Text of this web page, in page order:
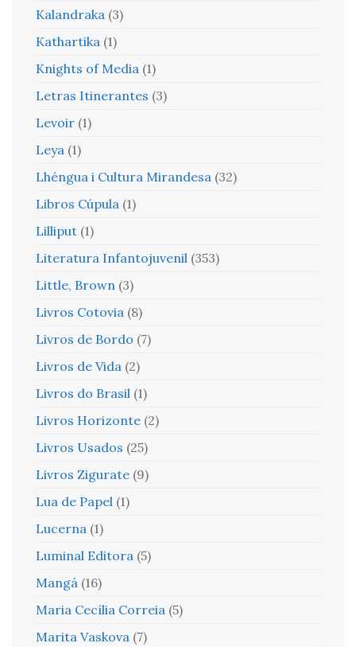
Kalandraka (3)
Kathartika (1)
Knights of Media (1)
Letras Itinerantes (3)
Levoir (1)
Leya (1)
Lhéngua i Cultura Mirandesa (32)
Libros Cúpula (1)
Lilliput (1)
Literatura Infantojuvenil (353)
Little, Brown (3)
Livros Cotovia (8)
Livros de Bordo (7)
Livros de Vida (2)
Livros do Brasil (1)
Livros Horizonte (2)
Livros Usados (25)
Livros Zigurate (9)
Lua de Papel (1)
Lucerna (1)
Luminal Editora (5)
Mangá (16)
Maria Cecília Correia (5)
Marita Vaskova (7)